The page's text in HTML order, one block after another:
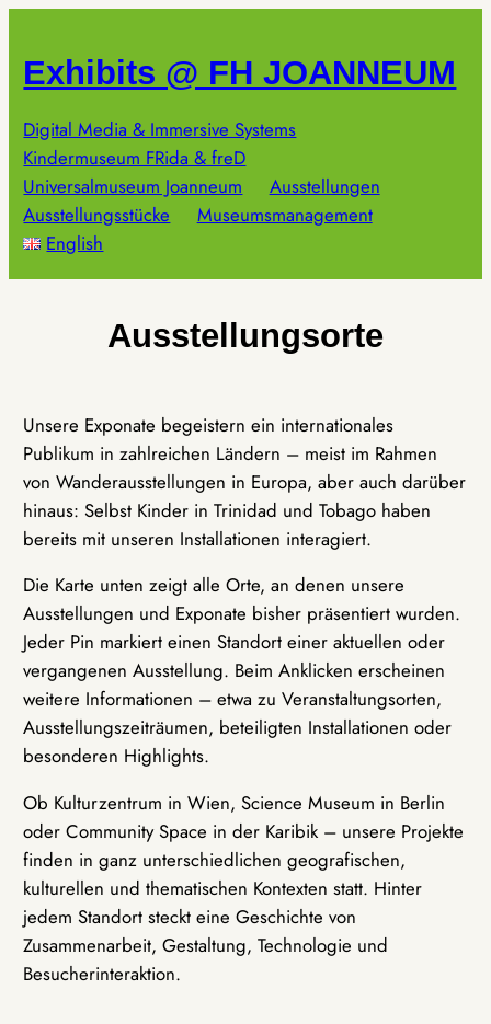
springen
Exhibits @ FH JOANNEUM
Digital Media & Immersive Systems
Kindermuseum FRida & freD
Universalmuseum Joanneum
Ausstellungen
Ausstellungsstücke
Museumsmanagement
English
Ausstellungsorte
Unsere Exponate begeistern ein internationales
Publikum in zahlreichen Ländern – meist im Rahmen
von Wanderausstellungen in Europa, aber auch darüber
hinaus: Selbst Kinder in Trinidad und Tobago haben
bereits mit unseren Installationen interagiert.
Die Karte unten zeigt alle Orte, an denen unsere
Ausstellungen und Exponate bisher präsentiert wurden.
Jeder Pin markiert einen Standort einer aktuellen oder
vergangenen Ausstellung. Beim Anklicken erscheinen
weitere Informationen – etwa zu Veranstaltungsorten,
Ausstellungszeiträumen, beteiligten Installationen oder
besonderen Highlights.
Ob Kulturzentrum in Wien, Science Museum in Berlin
oder Community Space in der Karibik – unsere Projekte
finden in ganz unterschiedlichen geografischen,
kulturellen und thematischen Kontexten statt. Hinter
jedem Standort steckt eine Geschichte von
Zusammenarbeit, Gestaltung, Technologie und
Besucherinteraktion.